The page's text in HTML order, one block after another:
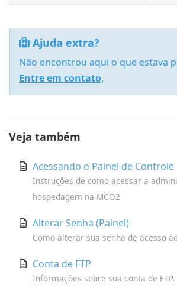
Ajuda extra?
Não encontrou aqui o que estava
Entre em contato.
Veja também
Acessando o Painel de Controle
Instruções de como acessar a
hospedagem na MCO2
Alterar Senha (Painel)
Como alterar sua senha de acesso
Conta de FTP
Informações sobre sua conta de